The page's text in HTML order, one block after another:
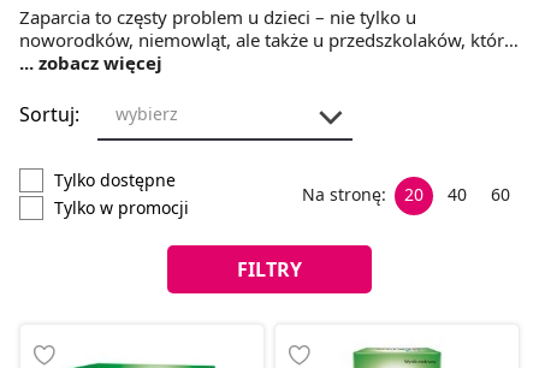
Zaparcia to częsty problem u dzieci – nie tylko u
noworodków, niemowląt, ale także u przedszkolaków, które
są na etapie „odpieluchowania”. Problemy z defekacją mogą
zdjąć pieluszkę i w pełni kontrolować procesu oddawania
kału. Choć przejściowe zatwardzenia nie powinny być
leków, kropel czy innych preparatów na przeczyszczenie, to
problemów z brzuszkiem nie należy lekceważyć.
... zobacz więcej
Sortuj: wybierz
Tylko dostępne
Tylko w promocji
Na stronę: 20 40 60
FILTRY